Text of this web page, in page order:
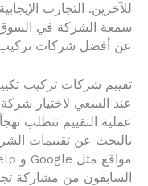
للآخرين. التجارب
سمعة الشركة في السوق،
عن أفضل شركات تركيب
تقييم شركات تركيب
عند السعي لاختيار
عملية التقييم تتطلب
بالبحث عن تقييمات
السابقون من مشاركة